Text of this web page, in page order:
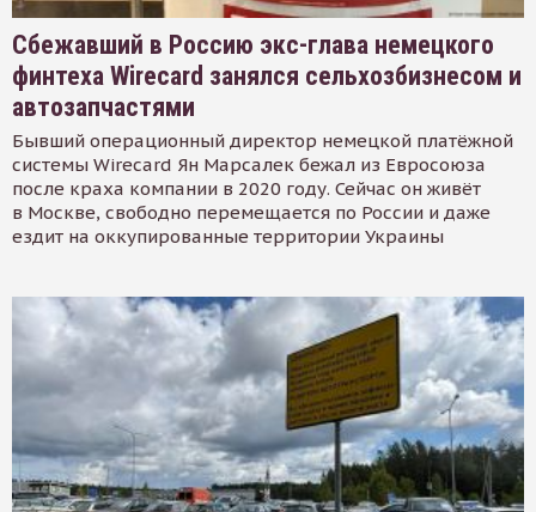
Сбежавший в Россию экс-глава немецкого
финтеха Wirecard занялся сельхозбизнесом и
автозапчастями
Бывший операционный директор немецкой платёжной
системы Wirecard Ян Марсалек бежал из Евросоюза
после краха компании в 2020 году. Сейчас он живёт
в Москве, свободно перемещается по России и даже
ездит на оккупированные территории Украины